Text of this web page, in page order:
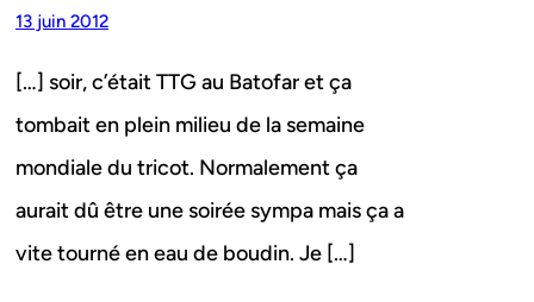
13 juin 2012
[…] soir, c’était TTG au Batofar et ça
tombait en plein milieu de la semaine
mondiale du tricot. Normalement ça
aurait dû être une soirée sympa mais ça a
vite tourné en eau de boudin. Je […]